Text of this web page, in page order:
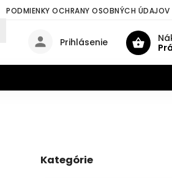
PODMIENKY OCHRANY OSOBNÝCH ÚDAJOV
Prihlásenie
Kategórie